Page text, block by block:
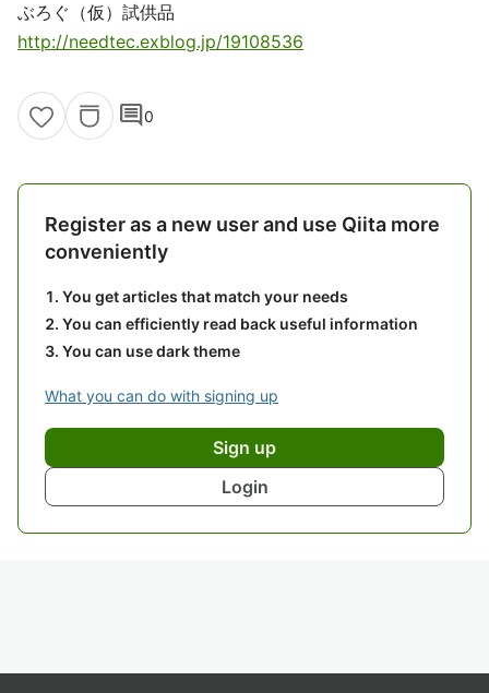
ぶろぐ（仮）試供品
http://needtec.exblog.jp/19108536
comment0
Register as a new user and use Qiita more
conveniently
You get articles that match your needs
You can efficiently read back useful information
You can use dark theme
What you can do with signing up
Sign up
Login